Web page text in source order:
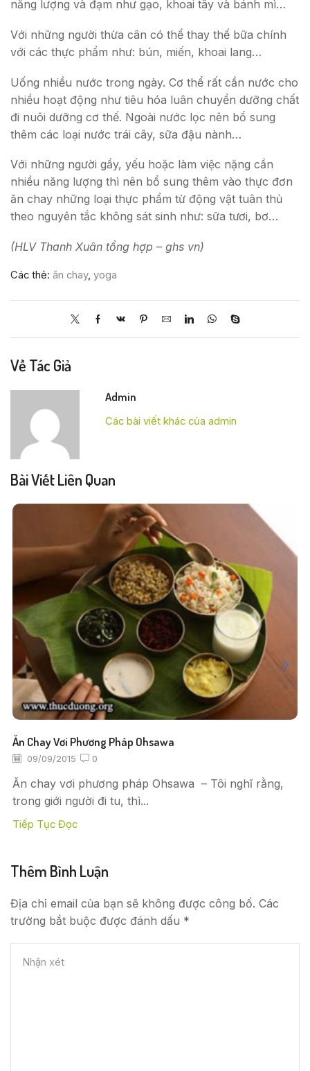
năng lượng và đạm như gạo, khoai tây và bánh mì…
Với những người thừa cân có thể thay thế bữa chính
với các thực phẩm như: bún, miến, khoai lang…
Uống nhiều nước trong ngày. Cơ thể rất cần nước cho
nhiều hoạt động như tiêu hóa luân chuyển dưỡng chất
đi nuôi dưỡng cơ thế. Ngoài nước lọc nên bổ sung
thêm các loại nước trái cây, sữa đậu nành…
Với những người gầy, yếu hoặc làm việc nặng cần
nhiều năng lượng thì nên bổ sung thêm vào thực đơn
ăn chay những loại thực phẩm từ động vật tuân thủ
theo nguyên tắc không sát sinh như: sữa tươi, bơ…
(HLV Thanh Xuân tổng hợp – ghs vn)
Các thẻ: ăn chay, yoga
Về Tác Giả
Admin
Các bài viết khác của admin
Bài Viết Liên Quan
Ăn Chay Vơi Phương Pháp Ohsawa
09/09/2015 0
Ăn chay vơi phương pháp Ohsawa – Tôi nghĩ rằng,
trong giới người đi tu, thì...
Tiếp Tục Đọc
Thêm Bình Luận
Địa chỉ email của bạn sẽ không được công bố. Các
trường bắt buộc được đánh dấu *